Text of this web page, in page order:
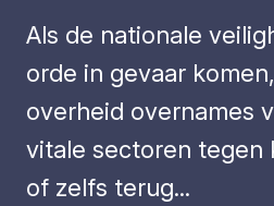
Als de nationale
orde in gevaar
overheid overnames
vitale sectoren tegen
of zelfs terug...